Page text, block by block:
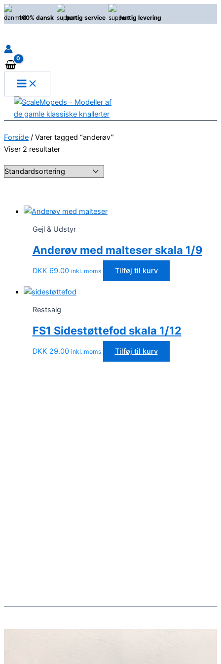
Gå
til
100% dansk hurtig service hurtig levering
Forside / Varer tagged “anderøv”
Viser 2 resultater
Gejl & Udstyr
Anderøv med malteser skala 1/9
DKK 69.00 inkl. moms Tilføj til kurv
Restsalg
FS1 Sidestøttefod skala 1/12
DKK 29.00 inkl. moms Tilføj til kurv